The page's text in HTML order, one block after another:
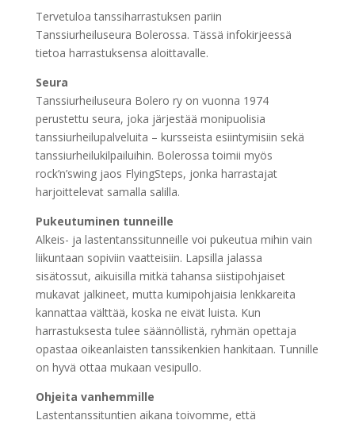
Tervetuloa tanssiharrastuksen pariin
Tanssiurheiluseura Bolerossa. Tässä infokirjeessä
tietoa harrastuksensa aloittavalle.
Seura
Tanssiurheiluseura Bolero ry on vuonna 1974
perustettu seura, joka järjestää monipuolisia
tanssiurheilupalveluita – kursseista esiintymisiin sekä
tanssiurheilukilpailuihin. Bolerossa toimii myös
rock’n’swing jaos FlyingSteps, jonka harrastajat
harjoittelevat samalla salilla.
Pukeutuminen tunneille
Alkeis- ja lastentanssitunneille voi pukeutua mihin vain
liikuntaan sopiviin vaatteisiin. Lapsilla jalassa
sisätossut, aikuisilla mitkä tahansa siistipohjaiset
mukavat jalkineet, mutta kumipohjaisia lenkkareita
kannattaa välttää, koska ne eivät luista. Kun
harrastuksesta tulee säännöllistä, ryhmän opettaja
opastaa oikeanlaisten tanssikenkien hankitaan. Tunnille
on hyvä ottaa mukaan vesipullo.
Ohjeita vanhemmille
Lastentanssituntien aikana toivomme, että